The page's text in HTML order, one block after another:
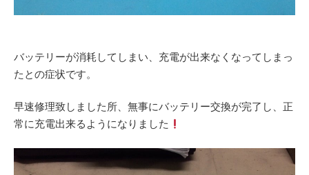
バッテリーが消耗してしまい、充電が出来なくなってしまっ
たとの症状です。
早速修理致しました所、無事にバッテリー交換が完了し、正
常に充電出来るようになりました